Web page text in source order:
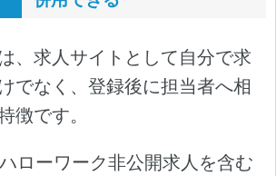
、求人サイトとして自分で求
でなく、登録後に担当者へ相
徴です。
ローワーク非公開求人を含む